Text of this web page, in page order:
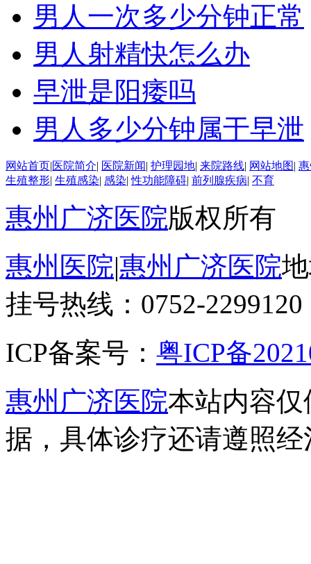
男人一次多少分钟正常
男人射精快怎么办
早泄是阳痿吗
男人多少分钟属于早泄
网站首页|医院简介| 医院新闻| 护理园地| 来院路线| 网站地图|
生殖整形| 生殖感染| 感染|性功能障碍| 前列腺疾病| 不育
惠州广济医院版权所有
惠州医院|惠州广济医院
挂号热线：0752-2299120
ICP备案号： 粤ICP备
惠州广济医院本站内容
据，具体诊疗还请遵照